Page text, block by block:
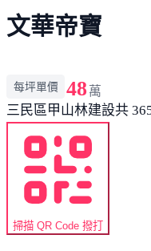
文華帝寶
每坪單價 48 萬
三民區甲山林建設共
掃描 QR Code 撥打